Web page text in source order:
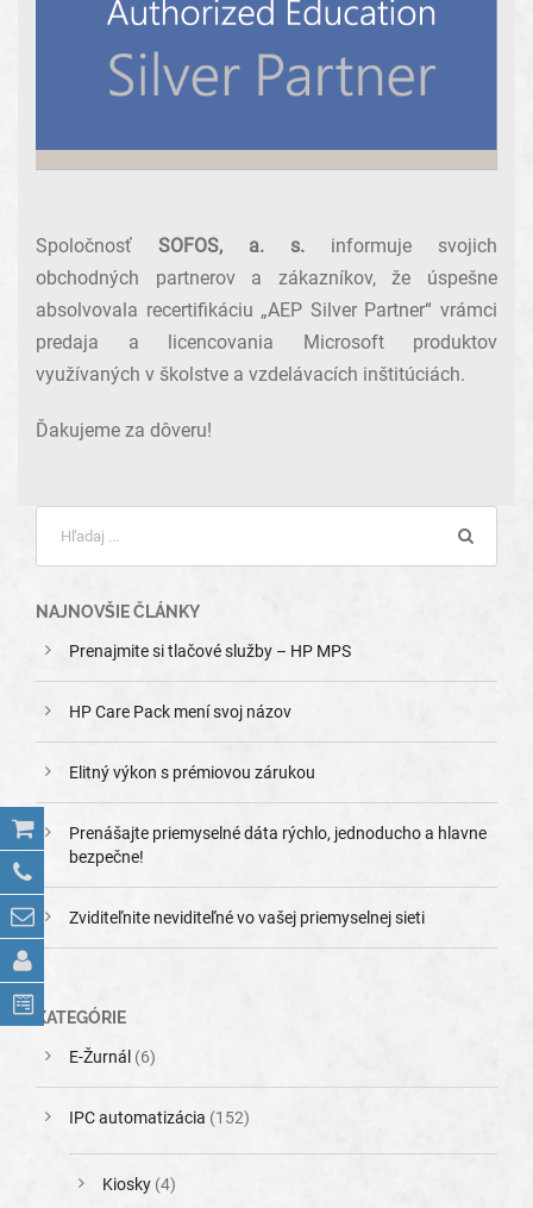
Spoločnosť SOFOS, a. s. informuje svojich
obchodných partnerov a zákazníkov, že úspešne
absolvovala recertifikáciu „AEP Silver Partner“ vrámci
predaja a licencovania Microsoft produktov
využívaných v školstve a vzdelávacích inštitúciách.
Ďakujeme za dôveru!
NAJNOVŠIE ČLÁNKY
Prenajmite si tlačové služby – HP MPS
HP Care Pack mení svoj názov
Elitný výkon s prémiovou zárukou
Prenášajte priemyselné dáta rýchlo, jednoducho a hlavne
bezpečne!
Zviditeľnite neviditeľné vo vašej priemyselnej sieti
KATEGÓRIE
E-Žurnál (6)
IPC automatizácia (152)
Kiosky (4)